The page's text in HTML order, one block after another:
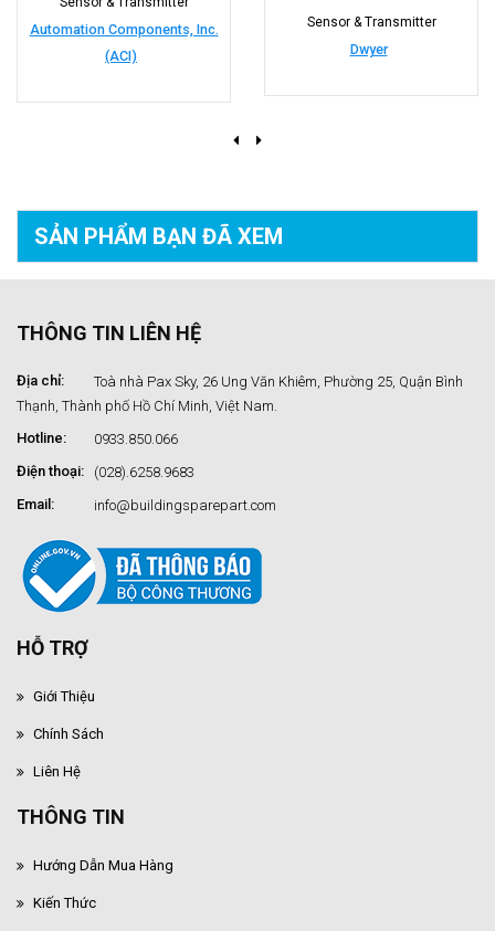
Automation Components, Inc.
(ACI)
Sensor & Transmitter
Dwyer
SẢN PHẨM BẠN ĐÃ XEM
THÔNG TIN LIÊN HỆ
Địa chỉ:
Toà nhà Pax Sky, 26 Ung Văn Khiêm, Phường 25, Quận Bình
Thạnh, Thành phố Hồ Chí Minh, Việt Nam.
Hotline:
0933.850.066
Điện thoại:
(028).6258.9683
Email:
info@buildingsparepart.com
HỖ TRỢ
Giới Thiệu
Chính Sách
Liên Hệ
THÔNG TIN
Hướng Dẫn Mua Hàng
Kiến Thức